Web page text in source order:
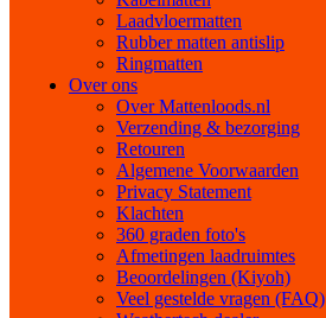
Laadvloermatten
Rubber matten antislip
Ringmatten
Over ons
Over Mattenloods.nl
Verzending & bezorging
Retouren
Algemene Voorwaarden
Privacy Statement
Klachten
360 graden foto's
Afmetingen laadruimtes
Beoordelingen (Kiyoh)
Veel gestelde vragen (FAQ)